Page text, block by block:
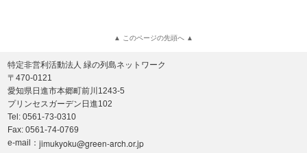
▲ このページの先頭へ ▲
特定非営利活動法人 緑の列島ネットワーク
〒470-0121
愛知県日進市本郷町前川1243-5
プリンセスガーデン日進102
Tel: 0561-73-0310
Fax: 0561-74-0769
e-mail： jimukyoku@green-arch.or.jp